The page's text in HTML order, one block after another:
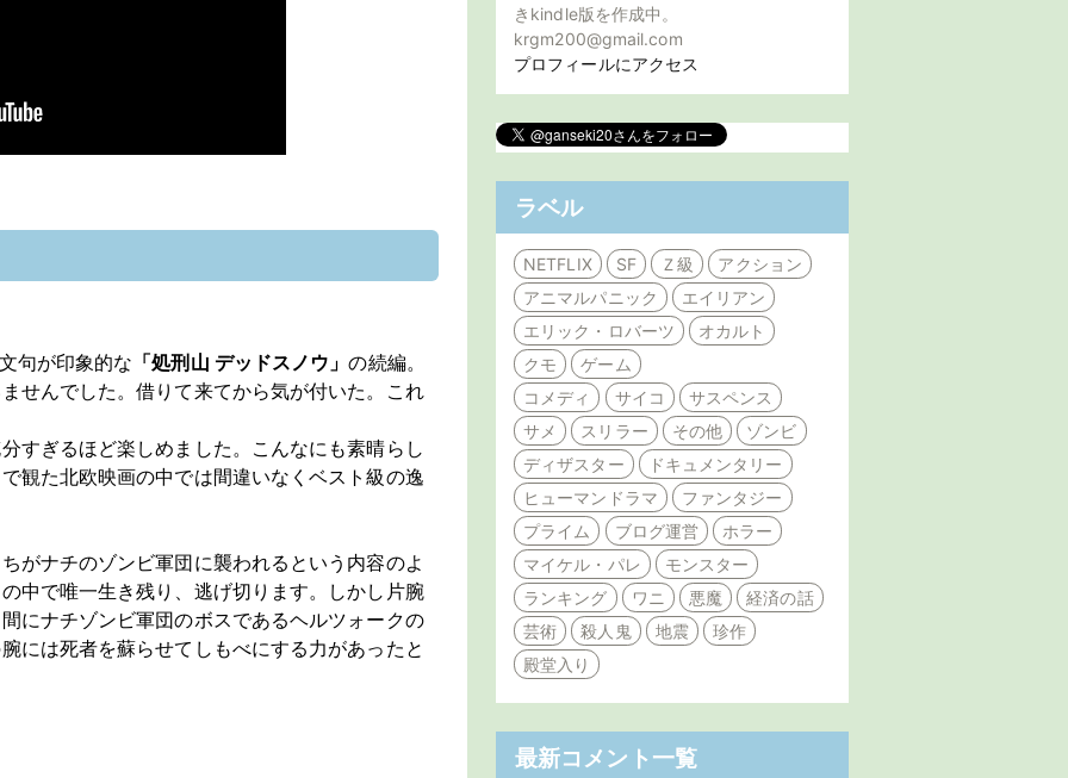
句が印象的な 「処刑山 デッドスノウ」の続編。
せんでした。借りて来てから気が付いた。これ
すぎるほど楽しめました。こんなにも素晴らし
観た北欧映画の中では間違いなくベスト級の逸
がナチのゾンビ軍団に襲われるという内容のよ
中で唯一生き残り、逃げ切ります。しかし片腕
にナチゾンビ軍団のボスであるヘルツォークの
には死者を蘇らせてしもべにする力があったと
きkindle版を作成中。
krgm200@gmail.com
プロフィールにアクセス
ラベル
NETFLIX SF Ｚ級
アクション
アニマルパニック
エイリアン
エリック・ロバーツ
オカルト
クモ
ゲーム
コメディ
サイコ
サスペンス
サメ
スリラー その他
ゾンビ
ディザスター
ドキュメンタリー
ヒューマンドラマ
ファンタジー
プライム
ブログ運営
ホラー
マイケル・パレ
モンスター
ランキング
ワニ 悪魔
経済の話
芸術
殺人鬼 地震
珍作
殿堂入り
最新コメント一覧